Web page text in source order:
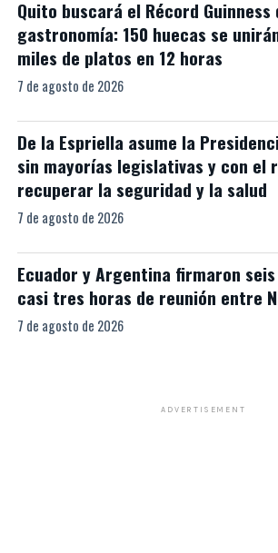
Quito buscará el Récord Guinness
gastronomía: 150 huecas se
miles de platos en 12 horas
7 de agosto de 2026
De la Espriella asume la
sin mayorías legislativas y con el
recuperar la seguridad y la salud
7 de agosto de 2026
Ecuador y Argentina firmaron
casi tres horas de reunión entre
7 de agosto de 2026
ADVERTISEMENT